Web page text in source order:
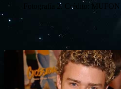
Fotografía 2. Crédito: MUFON